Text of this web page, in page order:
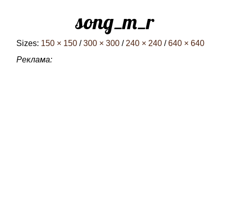
song_m_r
Sizes: 150 × 150 / 300 × 300 / 240 × 240 / 640 × 640
Реклама: